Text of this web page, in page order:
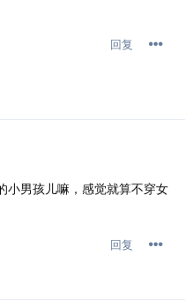
回复
小男孩儿嘛，感觉就算不穿女
回复